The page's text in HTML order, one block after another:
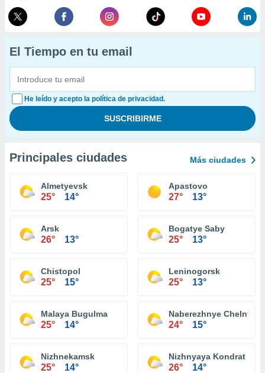
El Tiempo en tu email
He leído y acepto la política de privacidad.
Principales ciudades Más ciudades
Almetyevsk
25° 14°
Apastovo
27° 13°
Arsk
26° 13°
Bogatye Saby
25° 13°
Chistopol
25° 15°
Leninogorsk
25° 13°
Malaya Bugulma
25° 14°
Naberezhnye Chelny
24° 15°
Nizhnekamsk
25° 14°
Nizhnyaya Kondrat
26° 14°